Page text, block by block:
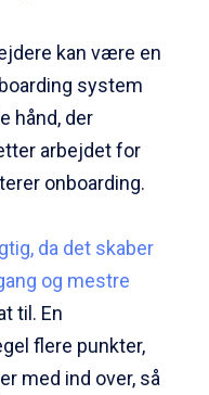
kan være en
system
hånd, der
arbejdet for
onboarding.
da det skaber
og mestre
til. En
flere punkter,
med ind over, så